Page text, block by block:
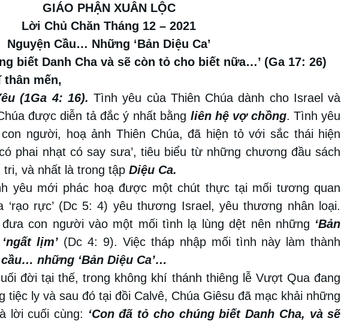
GIÁO PHẬN XUÂN LỘC
Lời Chủ Chăn Tháng 12 – 2021
Nguyện Cầu… Những ‘Bản Diệu Ca’
biết Danh Cha và sẽ còn tỏ cho biết nữa…’ (Ga 17: 26)
thân mến,
(1Ga 4: 16). Tình yêu của Thiên Chúa dành cho Israel và
được diễn tả đắc ý nhất bằng liên hệ vợ chồng. Tình yêu
người, hoạ ảnh Thiên Chúa, đã hiện tỏ với sắc thái hiện
phai nhạt có say sưa’, tiêu biểu từ những chương đầu sách
tri, và nhất là trong tập Diệu Ca.
yêu mới phác hoạ được một chút thực tại mối tương quan
‘rạo rực’ (Dc 5: 4) yêu thương Israel, yêu thương nhân loại.
con người vào một mối tình lạ lùng dệt nên những ‘Bản
‘ngất lịm’ (Dc 4: 9). Việc tháp nhập mối tình này làm thành
những ‘Bản Diệu Ca’…
đời tại thế, trong không khí thánh thiêng lễ Vượt Qua đang
tiệc ly và sau đó tại đồi Calvê, Chúa Giêsu đã mạc khải những
lời cuối cùng: ‘Con đã tỏ cho chúng biết Danh Cha, và sẽ